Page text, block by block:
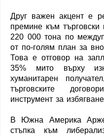
Друг важен акцент е
премине към
220 000 тона по
от по-голям план за
Това е отговор на
35% мито върху
хуманитарен
търговските
инструмент за
В Южна Америка
стъпка към